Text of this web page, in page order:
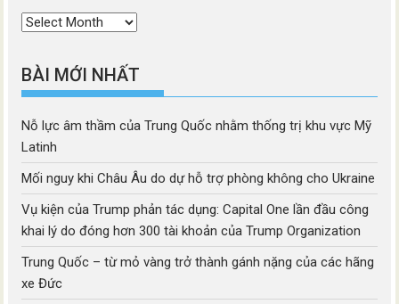
Thời
BÀI MỚI NHẤT
Nỗ lực âm thầm của Trung Quốc nhằm thống trị khu vực Mỹ
Latinh
Mối nguy khi Châu Âu do dự hỗ trợ phòng không cho Ukraine
Vụ kiện của Trump phản tác dụng: Capital One lần đầu công
khai lý do đóng hơn 300 tài khoản của Trump Organization
Trung Quốc – từ mỏ vàng trở thành gánh nặng của các hãng
xe Đức